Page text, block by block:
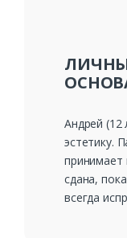
Андрей (12
эстетику.
принимает
сдана,
всегда